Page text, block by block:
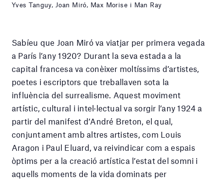
Yves Tanguy, Joan Miró, Max Morise i Man Ray
Sabíeu que Joan Miró va viatjar per primera vegada
a París l’any 1920? Durant la seva estada a la
capital francesa va conèixer moltíssims d’artistes,
poetes i escriptors que treballaven sota la
influència del surrealisme. Aquest moviment
artístic, cultural i intel·lectual va sorgir l’any 1924 a
partir del manifest d’André Breton, el qual,
conjuntament amb altres artistes, com Louis
Aragon i Paul Eluard,va reivindicar com a espais
òptims per a la creació artística l’estat del somni i
aquells moments de la vida dominats per